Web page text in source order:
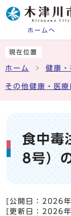
ホームへ
現在位置
ホーム 健康・
その他健康・医
食中毒
8号）
[公開日： 2026
[更新日： 2026